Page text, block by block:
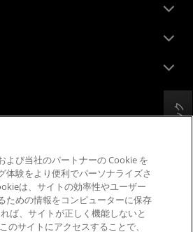
フィードバック
ル
プライバシー
商標
ライ チェーンの透明性
正でオープンな競争
英国税務戦略
よび当社のパートナーの Cookie を
体験をより便利でパーソナライズさ
は、サイトの効率性やユーザー
ための情報をコンピューターに保存
ば、サイトが正しく機能しないと
のサイトにアクセスすることで、